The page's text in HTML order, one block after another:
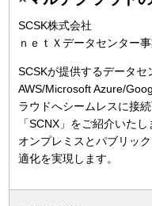
SCSK株式会社
ｎｅｔＸデータセンター
SCSKが提供するデータセ
AWS/Microsoft Azure/
ラウドへシームレスに接
「SCNX」をご紹介いたし
オンプレミスとパブリッ
適化を実現します。